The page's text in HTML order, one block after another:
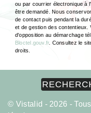
ou par courrier électronique à
être demandé. Nous
de contact puis pendant la
et de gestion des
d'opposition au démarchage
Bloctel.gouv.fr. Consultez le
droits.
© Vistalid - 2026 -